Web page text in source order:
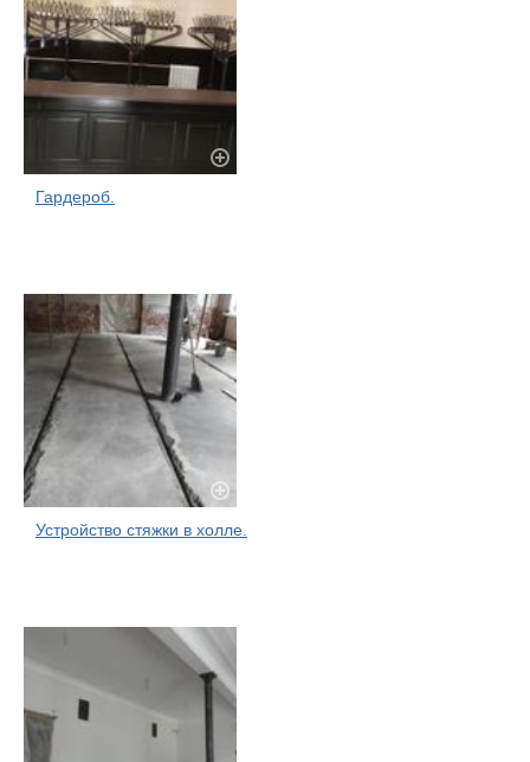
Гардероб.
Устройство стяжки в холле.